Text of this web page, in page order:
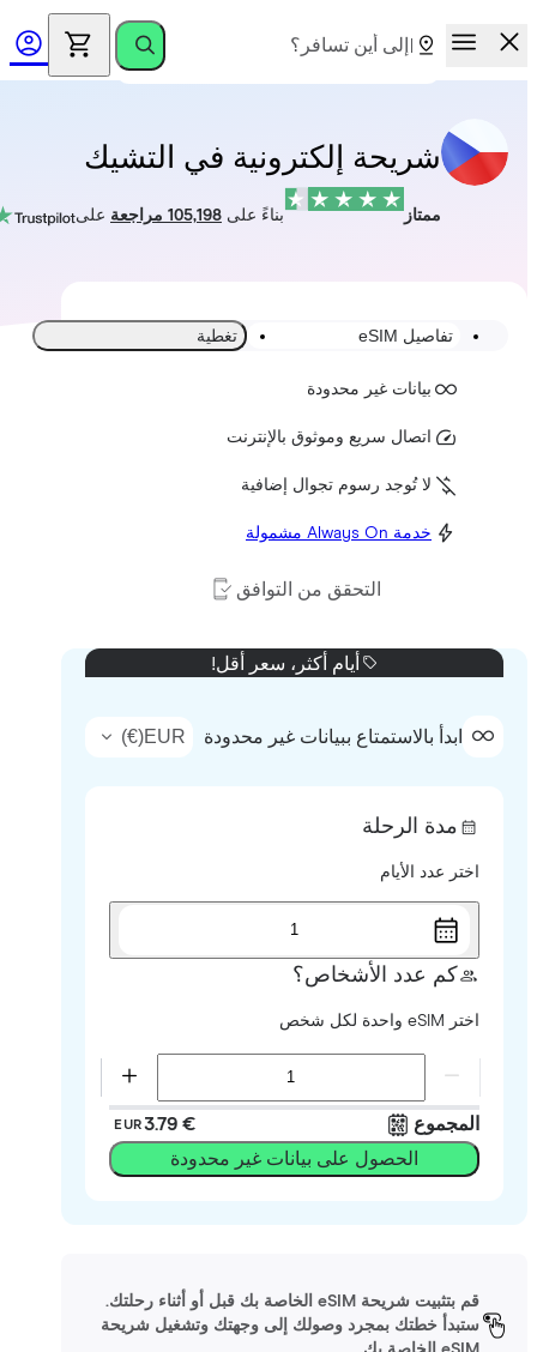
شريحة إلكترونية في التشيك
بناءً على105,198 مراجعة على
تفاصيل eSIM تغطية
بيانات غير محدودة
اتصال سريع وموثوق بالإنترنت
لا تُوجد رسوم تجوال إضافية
خدمة Always On مشمولة
التحقق من التوافق
أيام أكثر، سعر أقل!
ابدأ بالاستمتاع ببيانات غير محدودة EUR
€
)
مدة الرحلة
اختر عدد الأيام
كم عدد الأشخاص؟
المجموع EUR
الحصول على بيانات غير محدودة
قم بتثبيت شريحة eSIM الخاصة بك قبل أو أثناء رحلتك.
ستبدأ خطتك بمجرد وصولك إلى وجهتك وتشغيل شريحة